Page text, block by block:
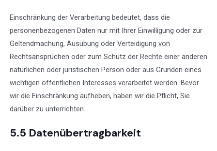
Einschränkung der Verarbeitung bedeutet, dass die
personenbezogenen Daten nur mit Ihrer Einwilligung oder zur
Geltendmachung, Ausübung oder Verteidigung von
Rechtsansprüchen oder zum Schutz der Rechte einer anderen
natürlichen oder juristischen Person oder aus Gründen eines
wichtigen öffentlichen Interesses verarbeitet werden. Bevor
wir die Einschränkung aufheben, haben wir die Pflicht, Sie
darüber zu unterrichten.
5.5 Datenübertragbarkeit